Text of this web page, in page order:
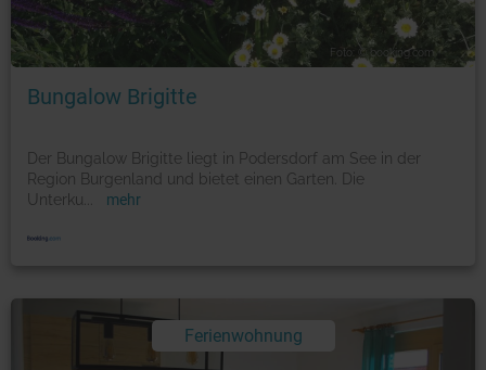
Foto: © booking.com
Bungalow Brigitte
Der Bungalow Brigitte liegt in Podersdorf am See in der
Region Burgenland und bietet einen Garten. Die
Unterku
mehr
Ferienwohnung